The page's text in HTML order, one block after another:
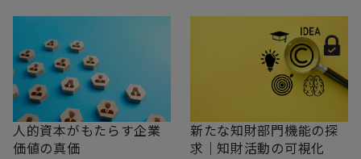
人的資本がもたらす企業
価値の真価
新たな知財部門機能の探
求｜知財活動の可視化